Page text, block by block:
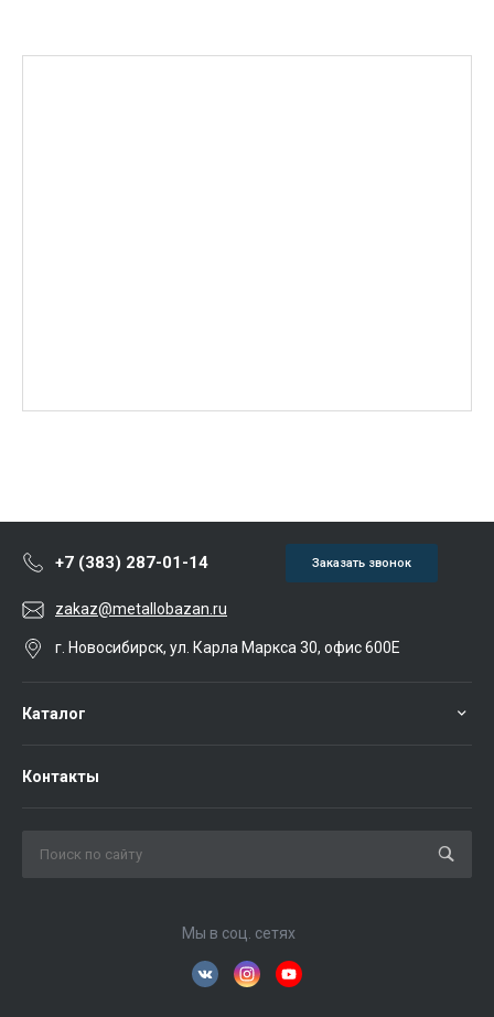
+7 (383) 287-01-14 Заказать звонок
zakaz@metallobazan.ru
г. Новосибирск, ул. Карла Маркса 30, офис 600Е
Каталог
Контакты
Мы в соц. сетях